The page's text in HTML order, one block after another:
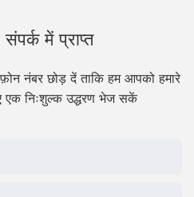
में प्राप्त
नंबर छोड़ दें ताकि हम आपको हमारे
एक निःशुल्क उद्धरण भेज सकें